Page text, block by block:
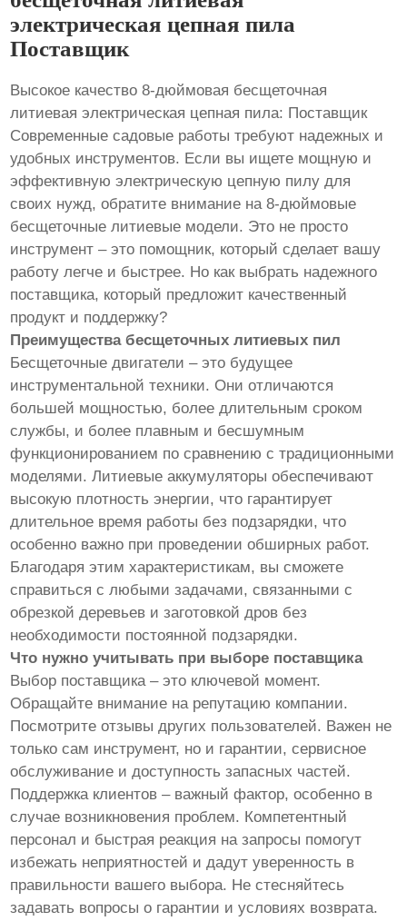
электрическая цепная пила
Поставщик
Высокое качество 8-дюймовая бесщеточная
литиевая электрическая цепная пила: Поставщик
Современные садовые работы требуют надежных и
удобных инструментов. Если вы ищете мощную и
эффективную электрическую цепную пилу для
своих нужд, обратите внимание на 8-дюймовые
бесщеточные литиевые модели. Это не просто
инструмент – это помощник, который сделает вашу
работу легче и быстрее. Но как выбрать надежного
поставщика, который предложит качественный
продукт и поддержку?
Преимущества бесщеточных литиевых пил
Бесщеточные двигатели – это будущее
инструментальной техники. Они отличаются
большей мощностью, более длительным сроком
службы, и более плавным и бесшумным
функционированием по сравнению с традиционными
моделями. Литиевые аккумуляторы обеспечивают
высокую плотность энергии, что гарантирует
длительное время работы без подзарядки, что
особенно важно при проведении обширных работ.
Благодаря этим характеристикам, вы сможете
справиться с любыми задачами, связанными с
обрезкой деревьев и заготовкой дров без
необходимости постоянной подзарядки.
Что нужно учитывать при выборе поставщика
Выбор поставщика – это ключевой момент.
Обращайте внимание на репутацию компании.
Посмотрите отзывы других пользователей. Важен не
только сам инструмент, но и гарантии, сервисное
обслуживание и доступность запасных частей.
Поддержка клиентов – важный фактор, особенно в
случае возникновения проблем. Компетентный
персонал и быстрая реакция на запросы помогут
избежать неприятностей и дадут уверенность в
правильности вашего выбора. Не стесняйтесь
задавать вопросы о гарантии и условиях возврата.